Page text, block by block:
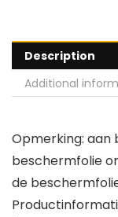
Description
Additional
Opmerking: aan
beschermfolie
de